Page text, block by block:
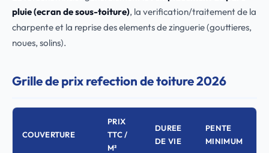
pluie (ecran de sous-toiture), la verification/traitement de la
charpente et la reprise des elements de zinguerie (gouttieres,
noues, solins).
Grille de prix refection de toiture 2026
COUVERTURE
PRIX
TTC /
M²
DUREE
DE VIE
PENTE
MINIMUM